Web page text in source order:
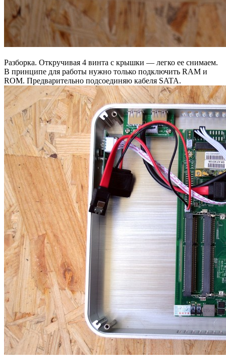
Разборка. Откручивая 4 винта с крышки — легко ее снимаем.
В принципе для работы нужно только подключить RAM и
ROM. Предварительно подсоединяю кабеля SATA.